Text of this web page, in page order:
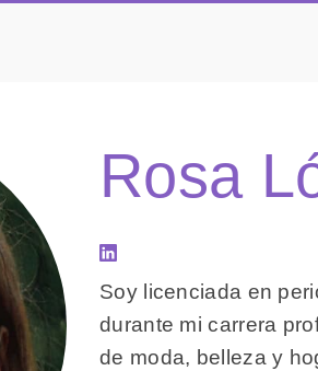
Rosa
Soy licenciada en
durante mi carrera
de moda, belleza y